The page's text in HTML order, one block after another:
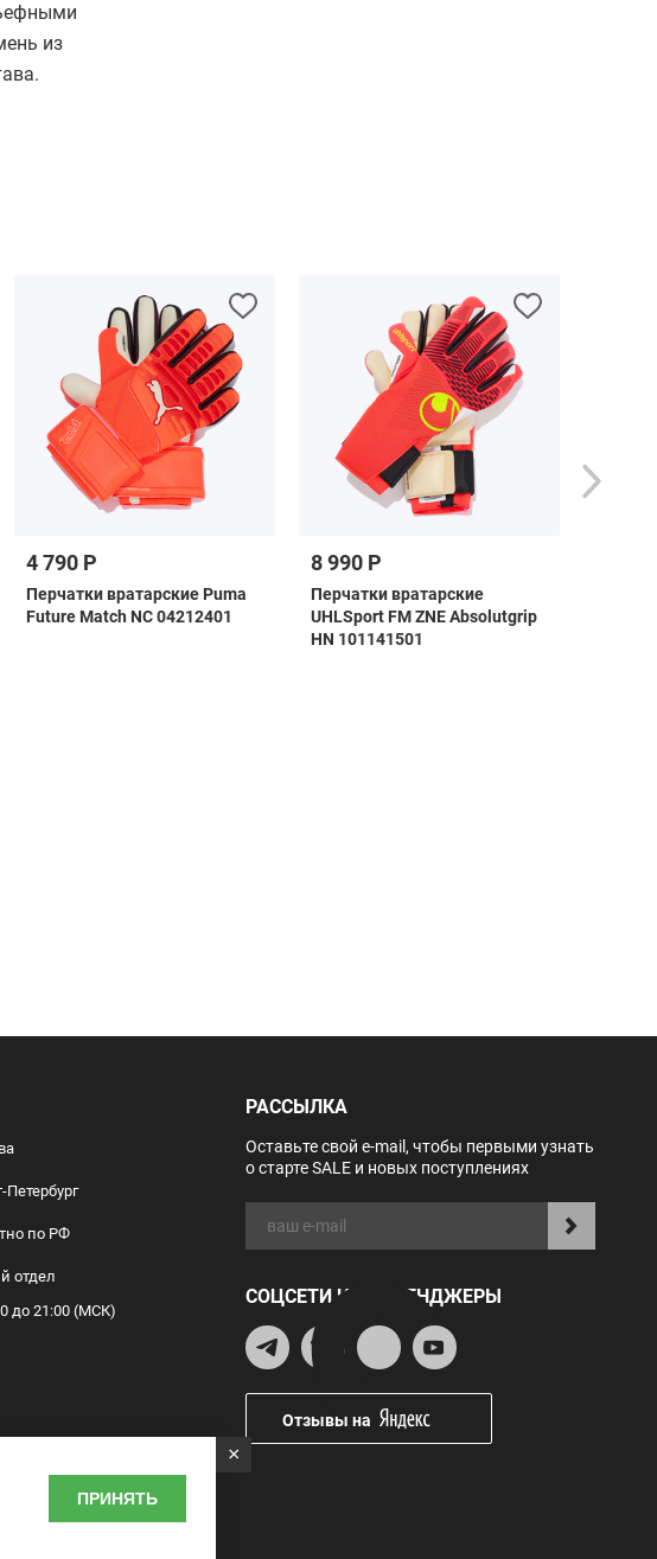
из
4 790 Р
Перчатки вратарские Puma
Future Match NC 04212401
8 990 Р
Перчатки вратарские
UHLSport FM ZNE Absolutgrip
HN 101141501
Петербург
по РФ
отдел
до 21:00 (МСК)
РАССЫЛКА
Оставьте свой e-mail, чтобы первыми узнать
о старте SALE и новых поступлениях
СОЦСЕТИ И МЕССЕНДЖЕРЫ
Отзывы на
×
ПРИНЯТЬ